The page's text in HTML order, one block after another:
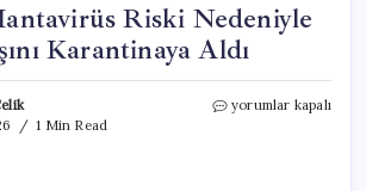
Riski Nedeniyle
Karantinaya Aldı
1 Min Read
İngiltere,
yorumlar kapalı